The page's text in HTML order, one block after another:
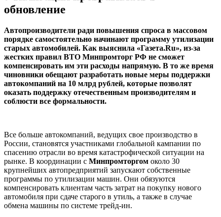
обновление
Автопроизводители ради повышения спроса в массовом
порядке самостоятельно начинают программу утилизации
старых автомобилей. Как выяснила «Газета.Ru», из-за
жестких правил ВТО Минпромторг РФ не сможет
компенсировать им эти расходы напрямую. В то же время
чиновники обещают разработать новые меры поддержки
автокомпаний на 10 млрд рублей, которые позволят
оказать поддержку отечественным производителям и
соблюсти все формальности.
Все больше автокомпаний, ведущих свое производство в
России, становятся участниками глобальной кампании по
спасению отрасли во время катастрофической ситуации на
рынке. В координации с Минпромторгом около 30
крупнейших автопредприятий запускают собственные
программы по утилизации машин. Они обязуются
компенсировать клиентам часть затрат на покупку нового
автомобиля при сдаче старого в утиль, а также в случае
обмена машины по системе трейд-ин.